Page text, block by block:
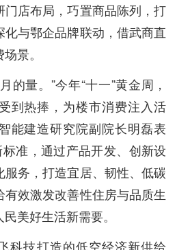
店布局，巧置商品陈列，打
与鄂企品牌联动，借武商直
景。
的量。”今年“十一”黄金周，
到热捧，为楼市消费注入活
能建造研究院副院长明磊表
准，通过产品开发、创新设
务，打造宜居、韧性、低碳
效激发改善性住房与品质生
美好生活新需要。
科技打造的低空经济新供给